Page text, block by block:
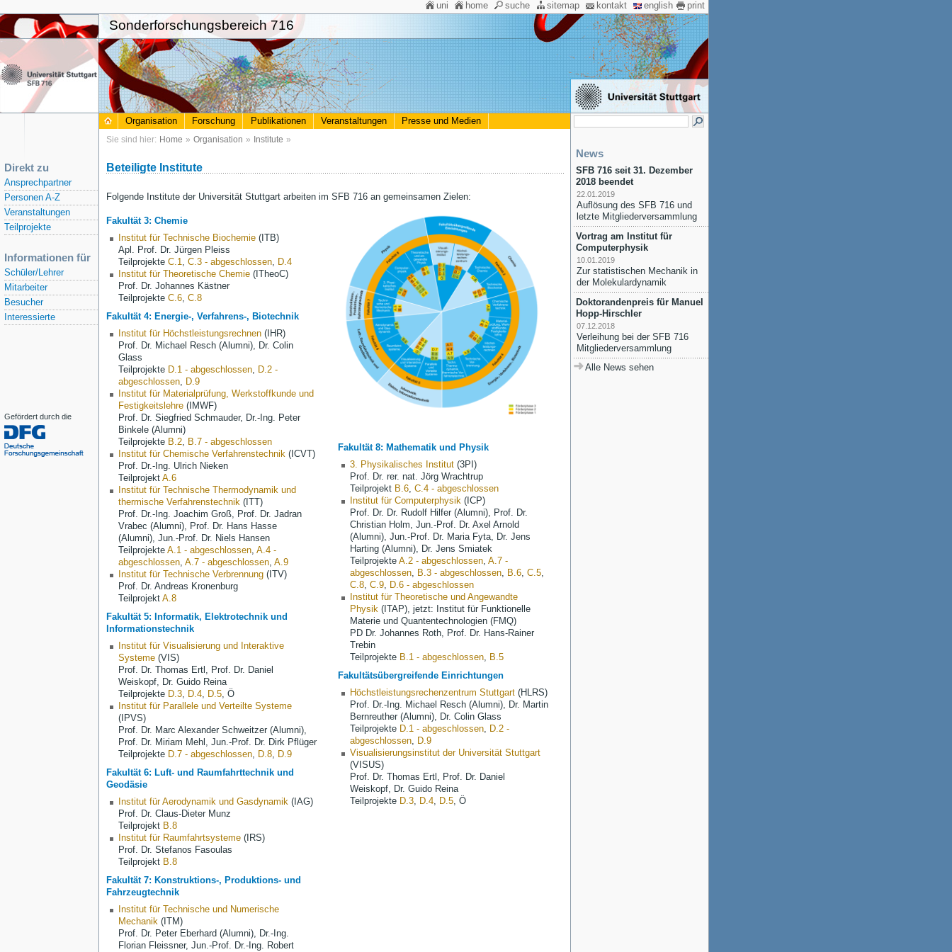
uni home suche sitemap kontakt english print
Sonderforschungsbereich 716
Direkt zu
Ansprechpartner
Personen A-Z
Veranstaltungen
Teilprojekte
Informationen für
Schüler/Lehrer
Mitarbeiter
Besucher
Interessierte
Gefördert durch die
Organisation Forschung Publikationen Veranstaltungen
Presse und Medien
Sie sind hier: Home » Organisation » Institute »
News
SFB 716 seit 31. Dezember
2018 beendet
22.01.2019
Auflösung des SFB 716 und
letzte Mitgliederversammlung
Vortrag am Institut für
Computerphysik
10.01.2019
Zur statistischen Mechanik in
der Molekulardynamik
Doktorandenpreis für Manuel
Hopp-Hirschler
07.12.2018
Verleihung bei der SFB 716
Mitgliederversammlung
Alle News sehen
Beteiligte Institute
Folgende Institute der Universität Stuttgart arbeiten im SFB 716 an gemeinsamen Zielen:
Fakultät 3: Chemie
Institut für Technische Biochemie (ITB)
Apl. Prof. Dr. Jürgen Pleiss
Teilprojekte C.1, C.3 - abgeschlossen, D.4
Institut für Theoretische Chemie (ITheoC)
Prof. Dr. Johannes Kästner
Teilprojekte C.6, C.8
Fakultät 4: Energie-, Verfahrens-, Biotechnik
Institut für Höchstleistungsrechnen (IHR)
Prof. Dr. Michael Resch (Alumni), Dr. Colin
Glass
Teilprojekte D.1 - abgeschlossen, D.2 -
abgeschlossen, D.9
Institut für Materialprüfung, Werkstoffkunde und
Festigkeitslehre (IMWF)
Prof. Dr. Siegfried Schmauder, Dr.-Ing. Peter
Binkele (Alumni)
Teilprojekte B.2, B.7 - abgeschlossen
Institut für Chemische Verfahrenstechnik (ICVT)
Prof. Dr.-Ing. Ulrich Nieken
Teilprojekt A.6
Institut für Technische Thermodynamik und
thermische Verfahrenstechnik (ITT)
Prof. Dr.-Ing. Joachim Groß, Prof. Dr. Jadran
Vrabec (Alumni), Prof. Dr. Hans Hasse
(Alumni), Jun.-Prof. Dr. Niels Hansen
Teilprojekte A.1 - abgeschlossen, A.4 -
abgeschlossen, A.7 - abgeschlossen, A.9
Institut für Technische Verbrennung (ITV)
Prof. Dr. Andreas Kronenburg
Teilprojekt A.8
Fakultät 5: Informatik, Elektrotechnik und
Informationstechnik
Institut für Visualisierung und Interaktive
Systeme (VIS)
Prof. Dr. Thomas Ertl, Prof. Dr. Daniel
Weiskopf, Dr. Guido Reina
Teilprojekte D.3, D.4, D.5, Ö
Institut für Parallele und Verteilte Systeme
(IPVS)
Prof. Dr. Marc Alexander Schweitzer (Alumni),
Prof. Dr. Miriam Mehl, Jun.-Prof. Dr. Dirk Pflüger
Teilprojekte D.7 - abgeschlossen, D.8, D.9
Fakultät 6: Luft- und Raumfahrttechnik und
Geodäsie
Institut für Aerodynamik und Gasdynamik (IAG)
Prof. Dr. Claus-Dieter Munz
Teilprojekt B.8
Institut für Raumfahrtsysteme (IRS)
Prof. Dr. Stefanos Fasoulas
Teilprojekt B.8
Fakultät 7: Konstruktions-, Produktions- und
Fahrzeugtechnik
Institut für Technische und Numerische
Mechanik (ITM)
Prof. Dr. Peter Eberhard (Alumni), Dr.-Ing.
Florian Fleissner, Jun.-Prof. Dr.-Ing. Robert
Fakultät 8: Mathematik und Physik
3. Physikalisches Institut (3PI)
Prof. Dr. rer. nat. Jörg Wrachtrup
Teilprojekt B.6,C.4 - abgeschlossen
Institut für Computerphysik (ICP)
Prof. Dr. Dr. Rudolf Hilfer (Alumni), Prof. Dr.
Christian Holm,Jun.-Prof. Dr. Axel Arnold
(Alumni), Jun.-Prof. Dr. Maria Fyta, Dr. Jens
Harting (Alumni), Dr. Jens Smiatek
TeilprojekteA.2 - abgeschlossen,A.7 -
abgeschlossen, B.3 - abgeschlossen, B.6,C.5,
C.8,C.9, D.6 - abgeschlossen
Institut für Theoretische und Angewandte
Physik (ITAP), jetzt: Institut für Funktionelle
Materie und Quantentechnologien (FMQ)
PD Dr. Johannes Roth, Prof. Dr. Hans-Rainer
Trebin
Teilprojekte B.1 - abgeschlossen, B.5
Fakultätsübergreifende Einrichtungen
Höchstleistungsrechenzentrum Stuttgart (HLRS)
Prof. Dr.-Ing. Michael Resch (Alumni), Dr. Martin
Bernreuther (Alumni), Dr. Colin Glass
Teilprojekte D.1 - abgeschlossen, D.2 -
abgeschlossen, D.9
Visualisierungsinstitut der Universität Stuttgart
(VISUS)
Prof. Dr. Thomas Ertl, Prof. Dr. Daniel
Weiskopf, Dr. Guido Reina
Teilprojekte D.3, D.4, D.5, Ö